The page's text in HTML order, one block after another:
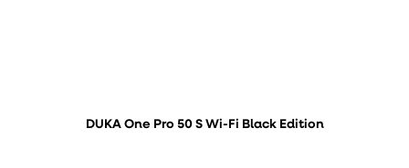
DUKA One Pro 50 S Wi-Fi Black Edition